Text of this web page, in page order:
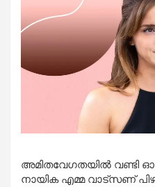
അമിതവേഗതയിൽ വണ്ടി
നായിക എമ്മ വാട്‌സണ്